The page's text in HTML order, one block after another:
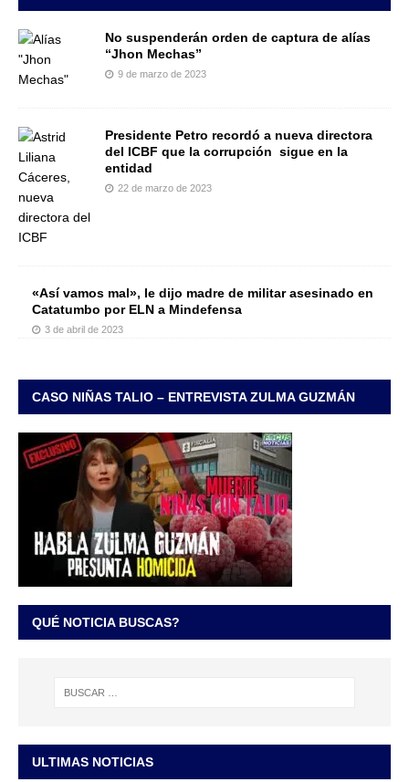
No suspenderán orden de captura de alías
“Jhon Mechas”
9 de marzo de 2023
Presidente Petro recordó a nueva directora
del ICBF que la corrupción sigue en la
entidad
22 de marzo de 2023
«Así vamos mal», le dijo madre de militar asesinado en
Catatumbo por ELN a Mindefensa
3 de abril de 2023
CASO NIÑAS TALIO – ENTREVISTA ZULMA GUZMÁN
QUÉ NOTICIA BUSCAS?
ULTIMAS NOTICIAS